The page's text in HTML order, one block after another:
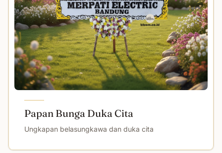
Papan Bunga Duka Cita
Ungkapan belasungkawa dan duka cita